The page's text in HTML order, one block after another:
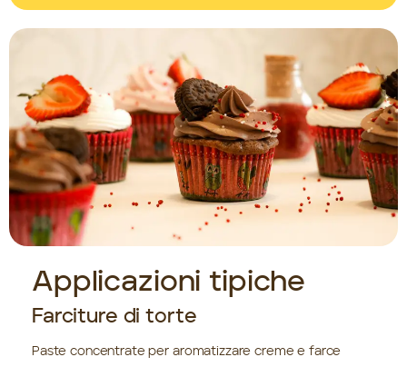
Applicazioni tipiche
Farciture di torte
Paste concentrate per aromatizzare creme e farce